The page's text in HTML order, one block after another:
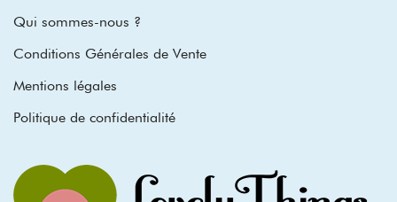
Qui sommes-nous ?
Conditions Générales de Vente
Mentions légales
Politique de confidentialité